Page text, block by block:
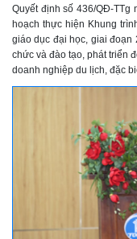
Quyết định số 436/QĐ-TTg
hoạch thực hiện Khung
giáo dục đại học, giai đoạn
chức và đào tạo, phát triển
doanh nghiệp du lịch, đặc